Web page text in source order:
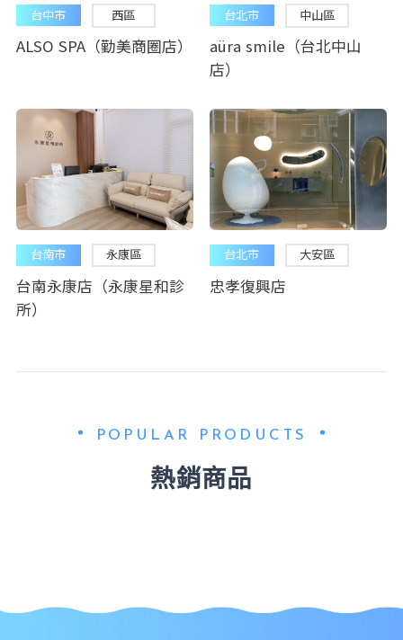
台中市 西區
ALSO SPA（勤美商圈店）
台北市 中山區
aüra smile（台北中山
店）
台南市 永康區
台南永康店（永康星和診
所）
台北市 大安區
忠孝復興店
POPULAR PRODUCTS
熱銷商品